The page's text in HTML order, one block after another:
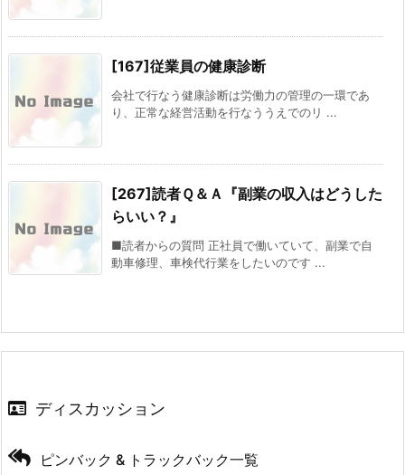
[167]従業員の健康診断
会社で行なう健康診断は労働力の管理の一環であ
り、正常な経営活動を行なううえでのリ ...
[267]読者Ｑ＆Ａ『副業の収入はどうした
らいい？』
■読者からの質問 正社員で働いていて、副業で自
動車修理、車検代行業をしたいのです ...
ディスカッション
ピンバック & トラックバック一覧